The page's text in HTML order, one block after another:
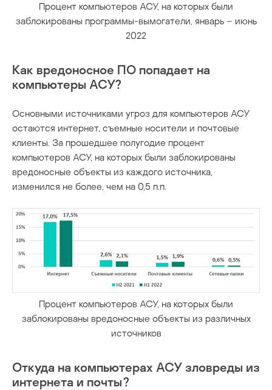
Процент компьютеров АСУ, на которых были
заблокированы программы-вымогатели, январь – июнь
2022
Как вредоносное ПО попадает на
компьютеры АСУ?
Основными источниками угроз для компьютеров АСУ
остаются интернет, съемные носители и почтовые
клиенты. За прошедшее полугодие процент
компьютеров АСУ, на которых были заблокированы
вредоносные объекты из каждого источника,
изменился не более, чем на 0,5 п.п.
Процент компьютеров АСУ, на которых были
заблокированы вредоносные объекты из различных
источников
Откуда на компьютерах АСУ зловреды из
интернета и почты?